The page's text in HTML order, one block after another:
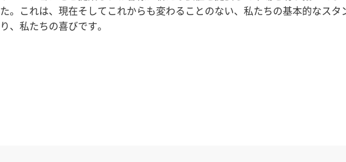
た。これは、現在そしてこれからも変わることのない、私たちの基本的なスタ
り、私たちの喜びです。